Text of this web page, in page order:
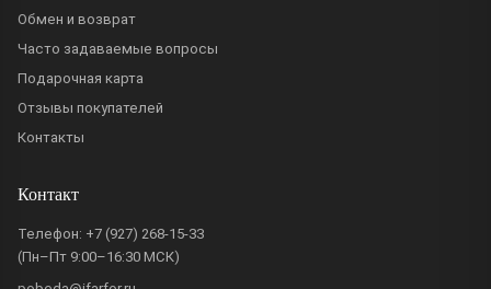
Обмен и возврат
Часто задаваемые вопросы
Подарочная карта
Отзывы покупателей
Контакты
Контакт
Телефон: +7 (927) 268-15-33
(Пн–Пт 9:00–16:30 МСК)